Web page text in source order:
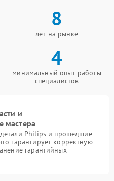
8
лет на рынке
4
минимальный опыт работы
специалистов
и
мастера
Philips и прошедшие
гарантирует корректную
гарантийных